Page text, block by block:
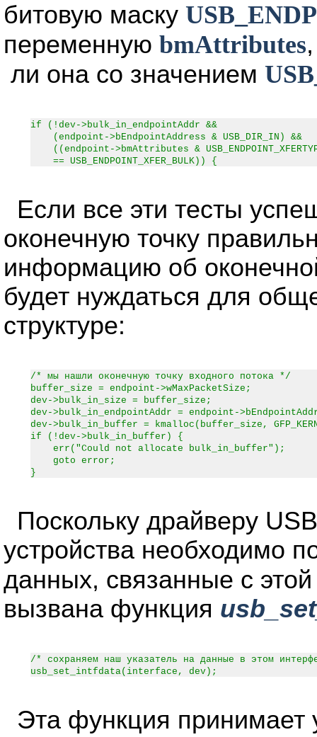
битовую маску
переменную bmAttributes
ли она со значением
if (!dev->bulk_in_endpointAddr &&
(endpoint->bEndpointAddress & USB_DIR_IN) &&
((endpoint->bmAttributes &
== USB_ENDPOINT_XFER_BULK)) {
Если все эти тесты
оконечную точку
информацию об
будет нуждаться для
структуре:
/* мы нашли оконечную точку входного потока */
buffer_size = endpoint->wMaxPacketSize;
dev->bulk_in_size = buffer_size;
dev->bulk_in_endpointAddr = endpoint-
dev->bulk_in_buffer = kmalloc(buffer_size,
if (!dev->bulk_in_buffer) {
err("Could not allocate bulk_in_buffer");
goto error;
}
Поскольку драйверу
устройства необходимо
данных, связанные с
вызвана функция
/* сохраняем наш указатель на данные в этом
usb_set_intfdata(interface, dev);
Эта функция принимает